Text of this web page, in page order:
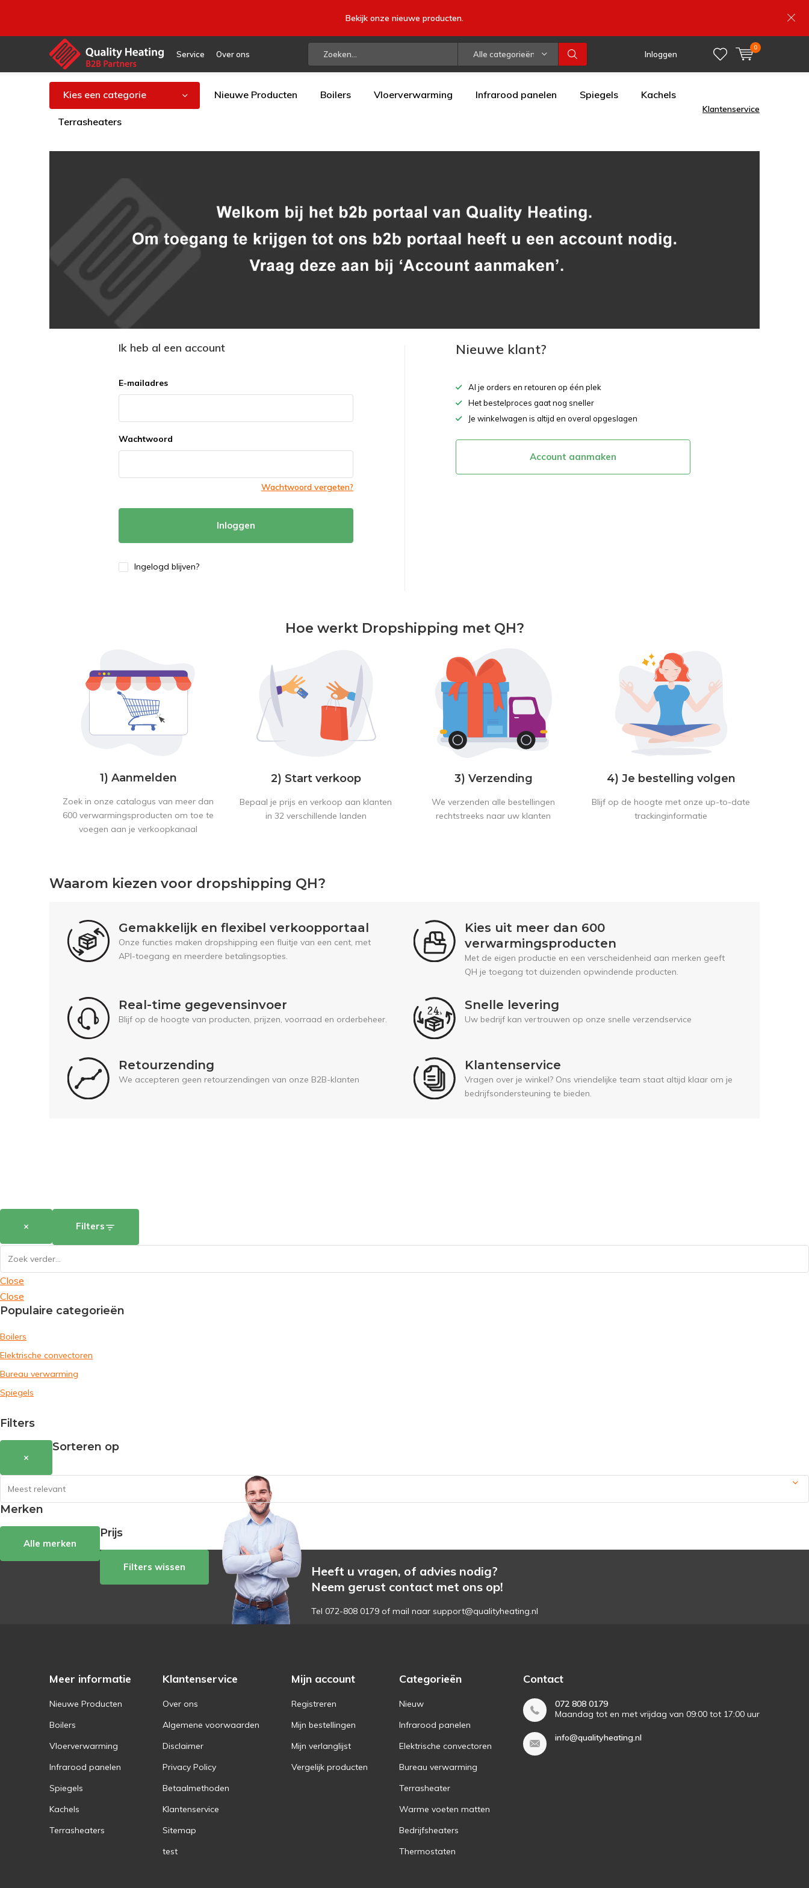
Service Over ons Alle categorieën Inloggen
0
Bekijk onze nieuwe producten.
Kies een categorie Nieuwe Producten Boilers Vloerverwarming Infrarood panelen Spiegels Kachels
Terrasheaters
Klantenservice
Ik heb al een account
E-mailadres
Wachtwoord
Wachtwoord vergeten?
Inloggen
Ingelogd blijven?
Nieuwe klant?
Al je orders en retouren op één plek
Het bestelproces gaat nog sneller
Je winkelwagen is altijd en overal opgeslagen
Account aanmaken
Hoe werkt Dropshipping met QH?
1) Aanmelden
Zoek in onze catalogus van meer dan
600 verwarmingsproducten om toe te
voegen aan je verkoopkanaal
2) Start verkoop
Bepaal je prijs en verkoop aan klanten
in 32 verschillende landen
3) Verzending
We verzenden alle bestellingen
rechtstreeks naar uw klanten
4) Je bestelling volgen
Blijf op de hoogte met onze up-to-date
trackinginformatie
Waarom kiezen voor dropshipping QH?
Gemakkelijk en flexibel verkoopportaal
Onze functies maken dropshipping een fluitje van een cent, met
API-toegang en meerdere betalingsopties.
Kies uit meer dan 600
verwarmingsproducten
Met de eigen productie en een verscheidenheid aan merken geeft
QH je toegang tot duizenden opwindende producten.
Real-time gegevensinvoer
Blijf op de hoogte van producten, prijzen, voorraad en orderbeheer.
Snelle levering
Uw bedrijf kan vertrouwen op onze snelle verzendservice
Retourzending
We accepteren geen retourzendingen van onze B2B-klanten
Klantenservice
Vragen over je winkel? Ons vriendelijke team staat altijd klaar om je
bedrijfsondersteuning te bieden.
× Filters
Close
Close
Populaire categorieën
Boilers
Elektrische convectoren
Bureau verwarming
Spiegels
Filters
×
Sorteren op
Merken
Alle merken
Prijs
Filters wissen
Heeft u vragen, of advies nodig?
Neem gerust contact met ons op!
Tel 072-808 0179 of mail naar support@qualityheating.nl
Meer informatie
Nieuwe Producten
Boilers
Vloerverwarming
Infrarood panelen
Spiegels
Kachels
Terrasheaters
Klantenservice
Over ons
Algemene voorwaarden
Disclaimer
Privacy Policy
Betaalmethoden
Klantenservice
Sitemap
test
Mijn account
Registreren
Mijn bestellingen
Mijn verlanglijst
Vergelijk producten
Categorieën
Nieuw
Infrarood panelen
Elektrische convectoren
Bureau verwarming
Terrasheater
Warme voeten matten
Bedrijfsheaters
Thermostaten
Contact
072 808 0179
Maandag tot en met vrijdag van 09:00 tot 17:00 uur
info@qualityheating.nl